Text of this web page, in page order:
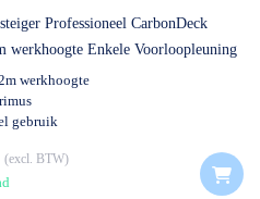
Professioneel CarbonDeck
werkhoogte Enkele Voorloopleuning
werkhoogte
gebruik
excl. BTW